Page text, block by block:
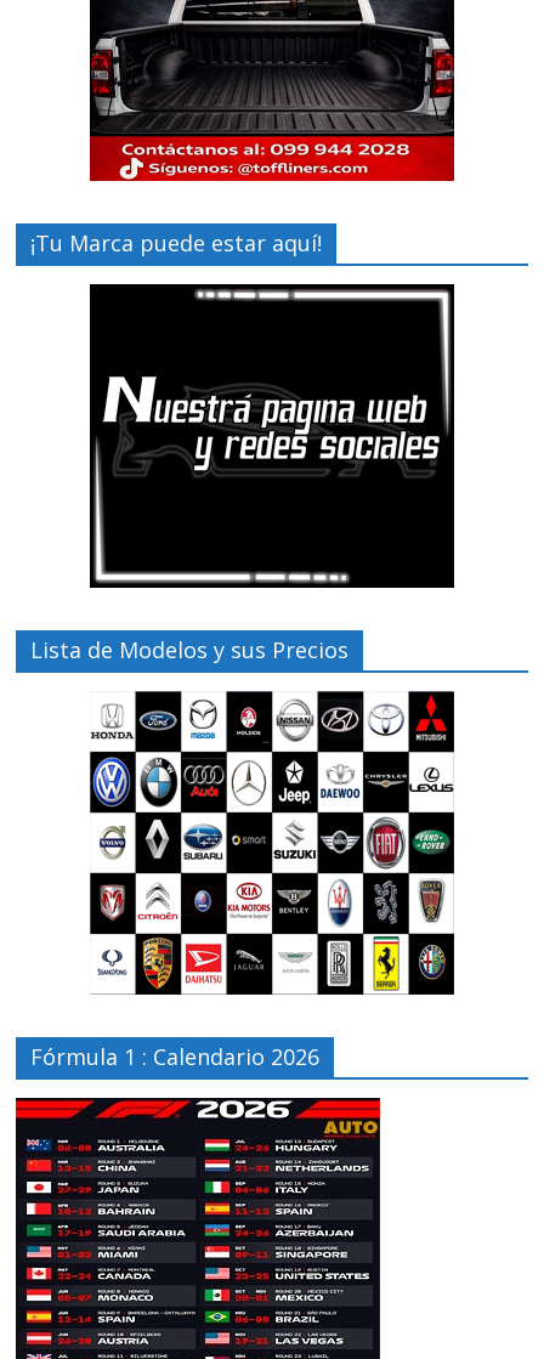
¡Tu Marca puede estar aquí!
Lista de Modelos y sus Precios
Fórmula 1 : Calendario 2026